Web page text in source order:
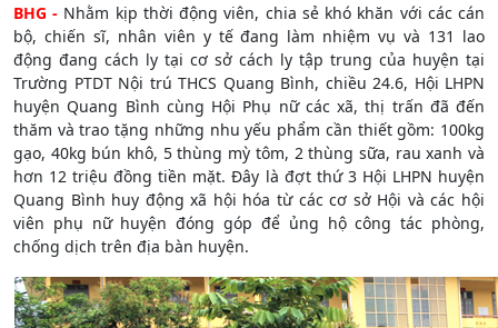
BHG - Nhằm kịp thời động viên, chia sẻ khó khăn với các cán
bộ, chiến sĩ, nhân viên y tế đang làm nhiệm vụ và 131 lao
động đang cách ly tại cơ sở cách ly tập trung của huyện tại
Trường PTDT Nội trú THCS Quang Bình, chiều 24.6, Hội LHPN
huyện Quang Bình cùng Hội Phụ nữ các xã, thị trấn đã đến
thăm và trao tặng những nhu yếu phẩm cần thiết gồm: 100kg
gạo, 40kg bún khô, 5 thùng mỳ tôm, 2 thùng sữa, rau xanh và
hơn 12 triệu đồng tiền mặt. Đây là đợt thứ 3 Hội LHPN huyện
Quang Bình huy động xã hội hóa từ các cơ sở Hội và các hội
viên phụ nữ huyện đóng góp để ủng hộ công tác phòng,
chống dịch trên địa bàn huyện.